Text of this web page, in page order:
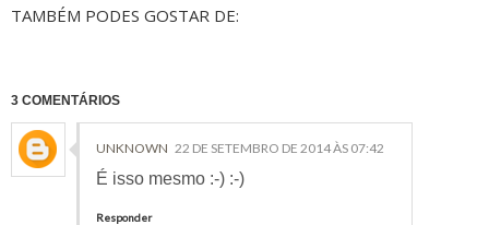
TAMBÉM PODES GOSTAR DE:
3 COMENTÁRIOS
UNKNOWN 22 DE SETEMBRO DE 2014 ÀS 07:42
É isso mesmo :-) :-)
Responder